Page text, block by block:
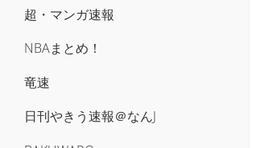
超・マンガ速報
NBAまとめ！
竜速
日刊やきう速報＠なんJ